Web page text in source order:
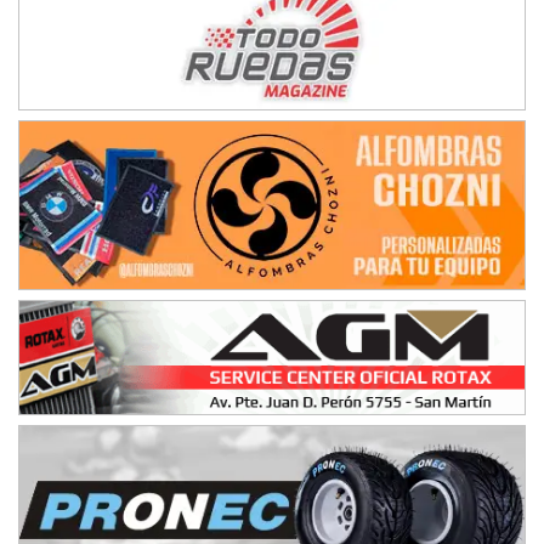
Ciudad de Trenque Lauquen (Asfalto)
Trenque Lauquen (Buenos Aires)
ENTRERRIANO - F6 (POSTERGADA)
Parque de la Velocidad (Asfalto)
Villaguay (Entre Ríos)
VICTORIENSE - F7
El Cerro (Tierra)
Victoria (Entre Ríos)
PATAGONICO - F6
Moto Club Reginense (Tierra)
Gral. E. Godoy (Río Negro)
CSK - F7
Juventud Unida (Tierra)
Humboldt (Santa Fe)
NORESTE SANTAFESINO - F6
Ciudad de Avellaneda (Asfalto)
Avellaneda (Santa Fe)